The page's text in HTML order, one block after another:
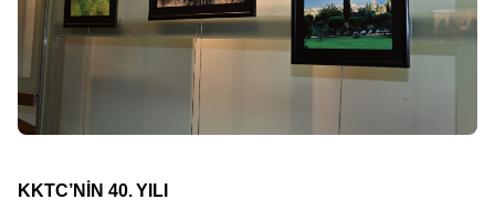
KKTC’NİN 40. YILI